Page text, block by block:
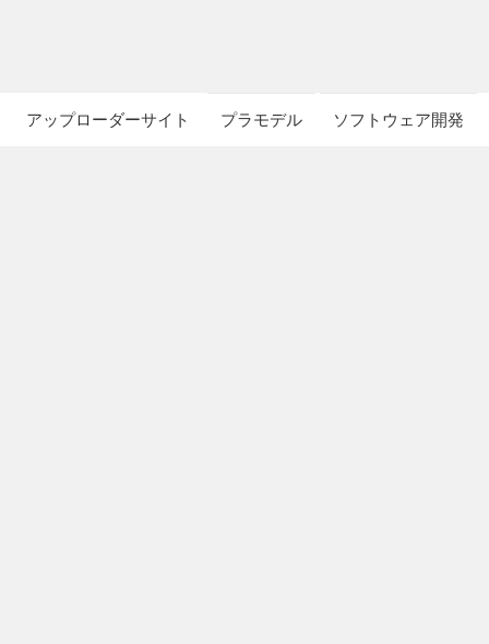
アップローダーサイト プラモデル ソフトウェア開発